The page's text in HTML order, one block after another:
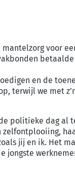
voor
en de
terwijl we met
politieke dag al
zelfontplooiing,
jij en ik. Het
jongste